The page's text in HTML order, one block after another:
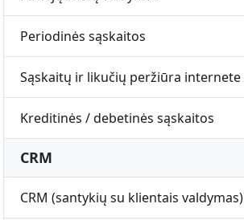
Periodinės sąskaitos
Sąskaitų ir likučių peržiūra internete
Kreditinės / debetinės sąskaitos
CRM
CRM (santykių su klientais valdymas)